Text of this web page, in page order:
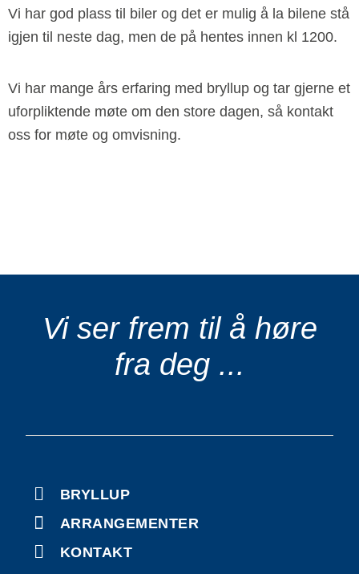
Vi har god plass til biler og det er mulig å la bilene stå
igjen til neste dag, men de på hentes innen kl 1200.
Vi har mange års erfaring med bryllup og tar gjerne et
uforpliktende møte om den store dagen, så kontakt
oss for møte og omvisning.
Vi ser frem til å høre
fra deg ...
BRYLLUP
ARRANGEMENTER
KONTAKT